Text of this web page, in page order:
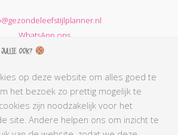
WhatsApp ons
KVK nummer: 68664621
code Praktijk: 90069212
Zorgverlener Simone: 90110291
18106656784
ook?
op deze website om alles goed te
het bezoek zo prettig mogelijk te
zijn noodzakelijk voor het
site. Andere helpen ons om inzicht te